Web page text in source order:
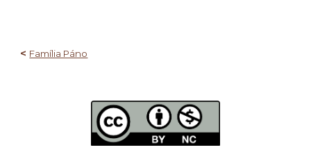
< Família Páno